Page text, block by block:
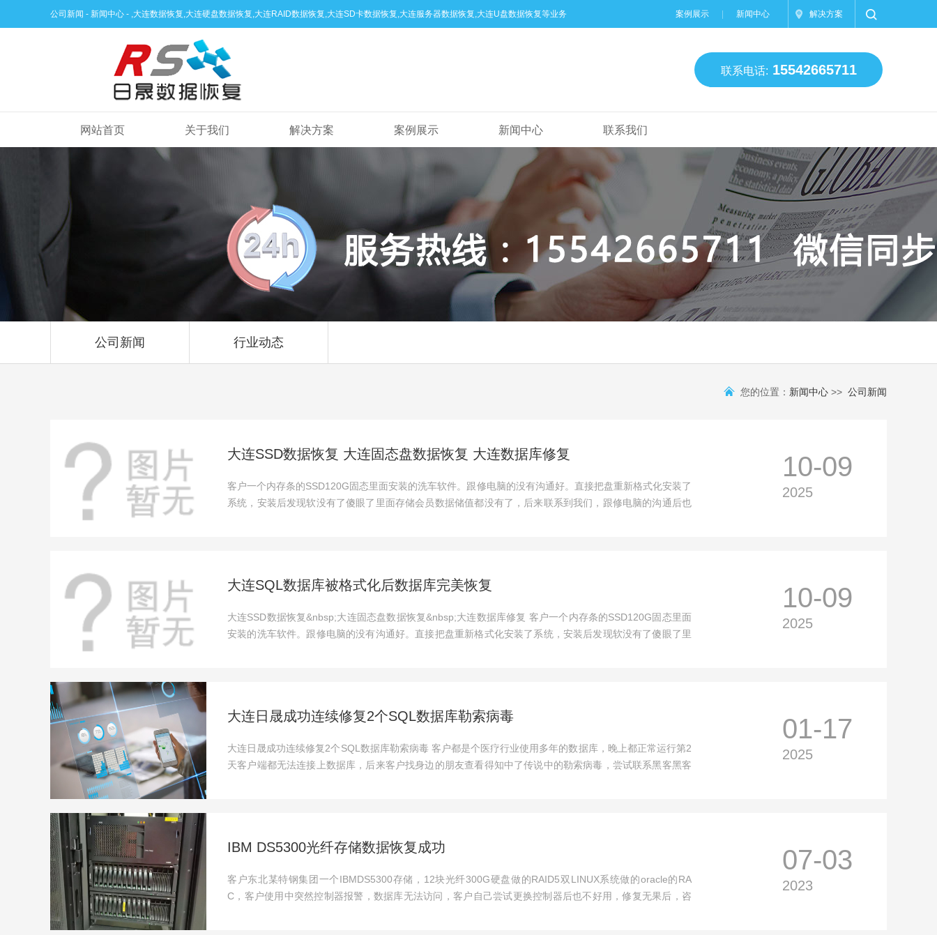
公司新闻 - 新闻中心 - ,大连数据恢复,大连硬盘数据恢复,大连RAID数据恢复,大连SD卡数据恢复,大连服务器数据恢复,大连U盘数据恢复等业务 解决方案
案例展示 新闻中心
联系电话: 15542665711
网站首页 关于我们 解决方案 案例展示 新闻中心 联系我们
公司新闻 行业动态
您的位置： 新闻中心 >> 公司新闻
10-09
2025
大连SSD数据恢复 大连固态盘数据恢复 大连数据库修复
客户一个内存条的SSD120G固态里面安装的洗车软件。跟修电脑的没有沟通好。直接把盘重新格式化安装了
系统，安装后发现软没有了傻眼了里面存储会员数据储值都没有了，后来联系到我们，跟修电脑的沟通后也
10-09
2025
大连SQL数据库被格式化后数据库完美恢复
大连SSD数据恢复&nbsp;大连固态盘数据恢复&nbsp;大连数据库修复 客户一个内存条的SSD120G固态里面
安装的洗车软件。跟修电脑的没有沟通好。直接把盘重新格式化安装了系统，安装后发现软没有了傻眼了里
01-17
2025
大连日晟成功连续修复2个SQL数据库勒索病毒
大连日晟成功连续修复2个SQL数据库勒索病毒 客户都是个医疗行业使用多年的数据库，晚上都正常运行第2
天客户端都无法连接上数据库，后来客户找身边的朋友查看得知中了传说中的勒索病毒，尝试联系黑客黑客
07-03
2023
IBM DS5300光纤存储数据恢复成功
客户东北某特钢集团一个IBMDS5300存储，12块光纤300G硬盘做的RAID5双LINUX系统做的oracle的RA
C，客户使用中突然控制器报警，数据库无法访问，客户自己尝试更换控制器后也不好用，修复无果后，咨